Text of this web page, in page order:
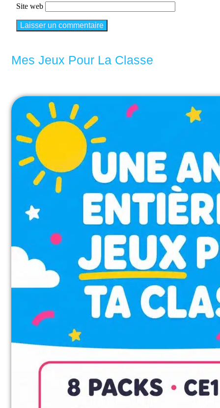
Site web
Mes Jeux Pour La Classe